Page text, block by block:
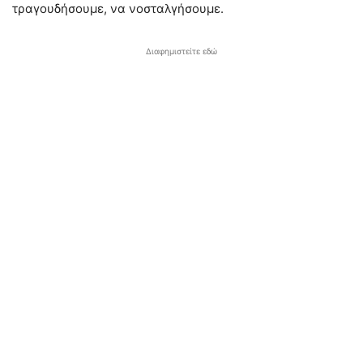
τραγουδήσουμε, να νοσταλγήσουμε.
Διαφημιστείτε εδώ